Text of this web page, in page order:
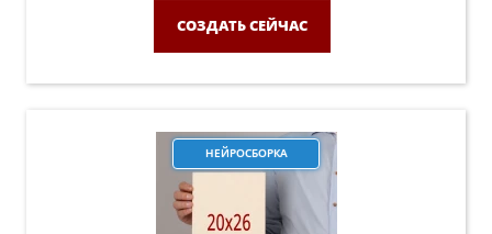
СОЗДАТЬ СЕЙЧАС
НЕЙРОСБОРКА